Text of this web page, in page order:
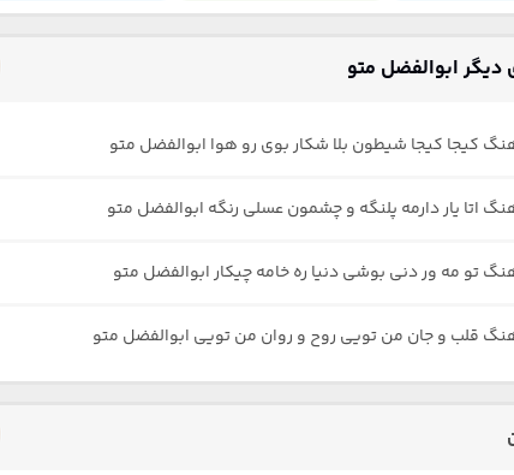
ابوالفضل متو
کیجا کیجا شیطون بلا شکار بوی رو هوا ابوالفضل متو
اتا یار دارمه پلنگه و چشمون عسلی رنگه ابوالفضل متو
تو مه ور دنی بوشی دنیا ره خامه چیکار ابوالفضل متو
قلب و جان من تویی روح و روان من تویی ابوالفضل متو